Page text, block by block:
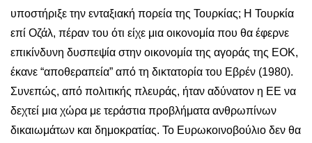
υποστήριξε την ενταξιακή πορεία της Τουρκίας; Η Τουρκία
επί Οζάλ, πέραν του ότι είχε μια οικονομία που θα έφερνε
επικίνδυνη δυσπεψία στην οικονομία της αγοράς της ΕΟΚ,
έκανε “αποθεραπεία” από τη δικτατορία του Εβρέν (1980).
Συνεπώς, από πολιτικής πλευράς, ήταν αδύνατον η ΕΕ να
δεχτεί μια χώρα με τεράστια προβλήματα ανθρωπίνων
δικαιωμάτων και δημοκρατίας. Το Ευρωκοινοβούλιο δεν θα